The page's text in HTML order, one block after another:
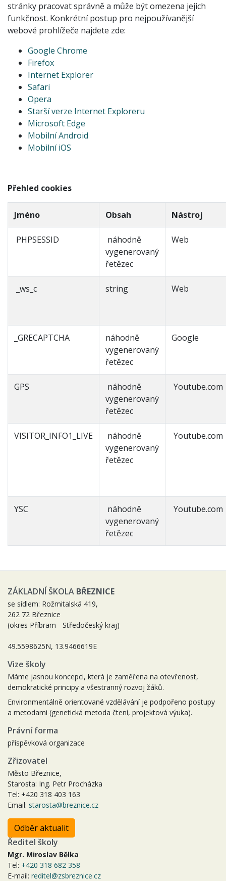
stránky pracovat správně a může být omezena jejich
funkčnost. Konkrétní postup pro nejpoužívanější
webové prohlížeče najdete zde:
Google Chrome
Firefox
Internet Explorer
Safari
Opera
Starší verze Internet Exploreru
Microsoft Edge
Mobilní Android
Mobilní iOS
Přehled cookies
Jméno Obsah Nástroj
PHPSESSID
náhodně
vygenerovaný
řetězec
Web
_ws_c string Web
_GRECAPTCHA
náhodně
vygenerovaný
řetězec
Google
GPS
náhodně
vygenerovaný
řetězec
Youtube.com
VISITOR_INFO1_LIVE
náhodně
vygenerovaný
řetězec
Youtube.com
YSC
náhodně
vygenerovaný
řetězec
Youtube.com
ZÁKLADNÍ ŠKOLA BŘEZNICE
se sídlem: Rožmitalská 419,
262 72 Březnice
(okres Příbram - Středočeský kraj)
49.5598625N, 13.9466619E
Vize školy
Máme jasnou koncepci, která je zaměřena na otevřenost,
demokratické principy a všestranný rozvoj žáků.
Environmentálně orientované vzdělávání je podpořeno postupy
a metodami (genetická metoda čtení, projektová výuka).
Právní forma
příspěvková organizace
Zřizovatel
Město Březnice,
Starosta: Ing. Petr Procházka
Tel: +420 318 403 163
Email: starosta@breznice.cz
Odběr aktualit
Ředitel školy
Mgr. Miroslav Bělka
Tel: +420 318 682 358
E-mail: reditel@zsbreznice.cz